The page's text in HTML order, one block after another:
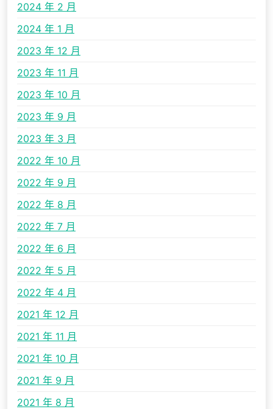
2024 年 2 月
2024 年 1 月
2023 年 12 月
2023 年 11 月
2023 年 10 月
2023 年 9 月
2023 年 3 月
2022 年 10 月
2022 年 9 月
2022 年 8 月
2022 年 7 月
2022 年 6 月
2022 年 5 月
2022 年 4 月
2021 年 12 月
2021 年 11 月
2021 年 10 月
2021 年 9 月
2021 年 8 月